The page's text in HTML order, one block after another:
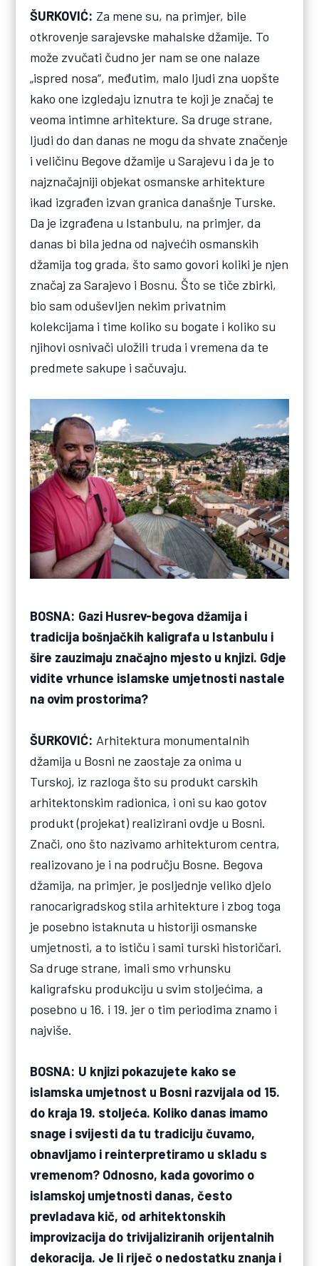
ŠURKOVIĆ: Za mene su, na primjer, bile
otkrovenje sarajevske mahalske džamije. To
može zvučati čudno jer nam se one nalaze
„ispred nosa“, međutim, malo ljudi zna uopšte
kako one izgledaju iznutra te koji je značaj te
veoma intimne arhitekture. Sa druge strane,
ljudi do dan danas ne mogu da shvate značenje
i veličinu Begove džamije u Sarajevu i da je to
najznačajniji objekat osmanske arhitekture
ikad izgrađen izvan granica današnje Turske.
Da je izgrađena u Istanbulu, na primjer, da
danas bi bila jedna od najvećih osmanskih
džamija tog grada, što samo govori koliki je njen
značaj za Sarajevo i Bosnu. Što se tiče zbirki,
bio sam oduševljen nekim privatnim
kolekcijama i time koliko su bogate i koliko su
njihovi osnivači uložili truda i vremena da te
predmete sakupe i sačuvaju.
BOSNA: Gazi Husrev-begova džamija i
tradicija bošnjačkih kaligrafa u Istanbulu i
šire zauzimaju značajno mjesto u knjizi. Gdje
vidite vrhunce islamske umjetnosti nastale
na ovim prostorima?
ŠURKOVIĆ: Arhitektura monumentalnih
džamija u Bosni ne zaostaje za onima u
Turskoj, iz razloga što su produkt carskih
arhitektonskim radionica, i oni su kao gotov
produkt (projekat) realizirani ovdje u Bosni.
Znači, ono što nazivamo arhitekturom centra,
realizovano je i na području Bosne. Begova
džamija, na primjer, je posljednje veliko djelo
ranocarigradskog stila arhitekture i zbog toga
je posebno istaknuta u historiji osmanske
umjetnosti, a to ističu i sami turski historičari.
Sa druge strane, imali smo vrhunsku
kaligrafsku produkciju u svim stoljećima, a
posebno u 16. i 19. jer o tim periodima znamo i
najviše.
BOSNA: U knjizi pokazujete kako se
islamska umjetnost u Bosni razvijala od 15.
do kraja 19. stoljeća. Koliko danas imamo
snage i svijesti da tu tradiciju čuvamo,
obnavljamo i reinterpretiramo u skladu s
vremenom? Odnosno, kada govorimo o
islamskoj umjetnosti danas, često
prevladava kič, od arhitektonskih
improvizacija do trivijaliziranih orijentalnih
dekoracija. Je li riječ o nedostatku znanja i